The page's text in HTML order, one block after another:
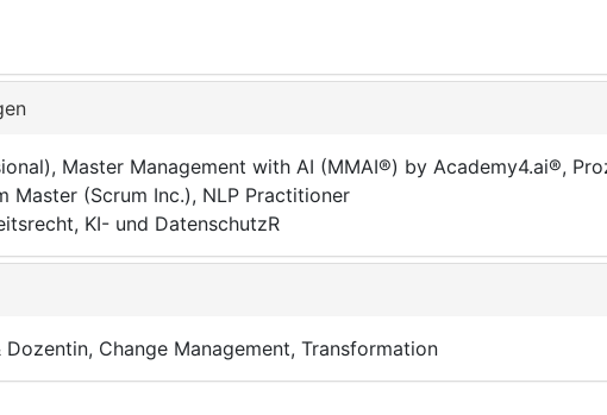
Master Management with AI (MMAI®) by Academy4.ai®,
Master (Scrum Inc.), NLP Practitioner
KI- und DatenschutzR
Change Management, Transformation